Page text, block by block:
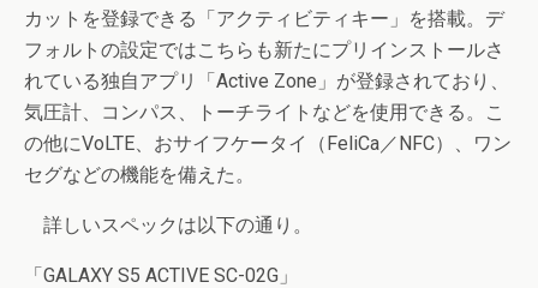
カットを登録できる「アクティビティキー」を搭載。デ
フォルトの設定ではこちらも新たにプリインストールさ
れている独自アプリ「Active Zone」が登録されており、
気圧計、コンパス、トーチライトなどを使用できる。こ
の他にVoLTE、おサイフケータイ（FeliCa／NFC）、ワン
セグなどの機能を備えた。
詳しいスペックは以下の通り。
「GALAXY S5 ACTIVE SC-02G」